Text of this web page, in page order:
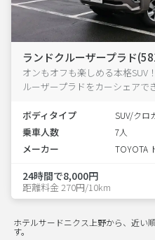
ランドクルーザープラド
オンもオフも楽しめる本格SUV
ルーザープラドをカーシェアで
ボディタイプ SUV/クロ
乗車人数 7人
メーカー TOYOTA
24時間で8,000円
距離料金 270円/10km
ホテルサードニクス上野から、近い
す。